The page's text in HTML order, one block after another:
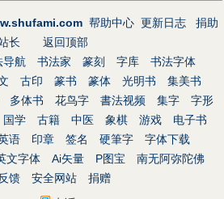
帮助中心 更新日志
捐助
长
返回顶部
导航 书法家 篆刻 字库
书法字体
古印 篆书 篆体 光明书
集美书
多体书 花鸟字 書法视频 集字
字形
国学 古籍 中医 象棋 游戏
电子书
语 印章 签名 硬筆字
字体下载
文字体 Ai矢量 P图宝
南无阿弥陀佛
馈
安全网站
捐赠